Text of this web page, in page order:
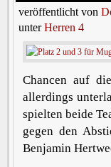
veröffentlicht von
unterHerren 4
Chancen auf
allerdings
spielten beide
gegen den
Benjamin